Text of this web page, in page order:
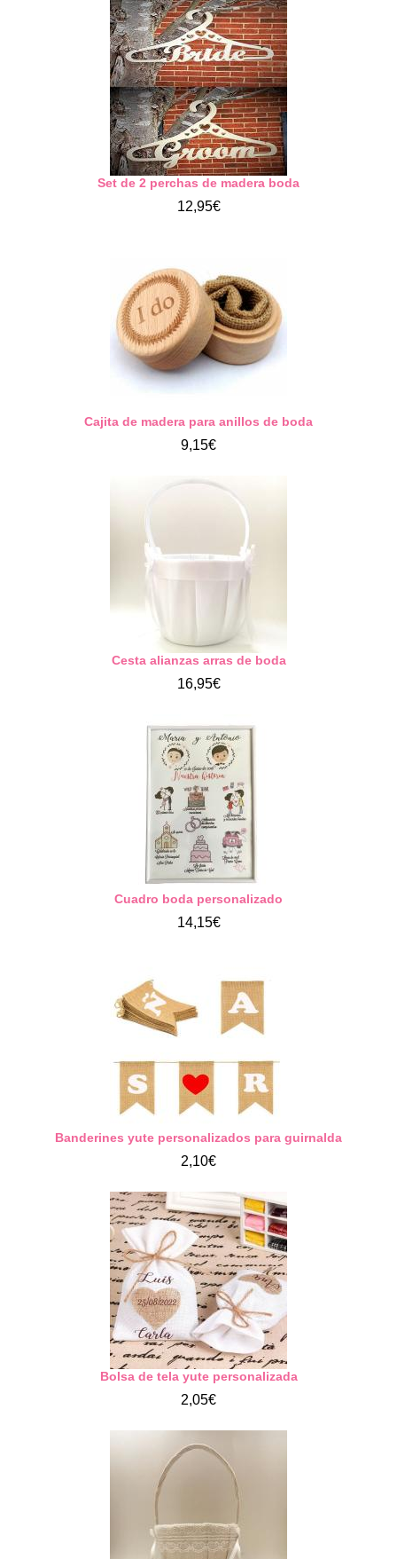
Set de 2 perchas de madera boda
12,95€
Cajita de madera para anillos de boda
9,15€
Cesta alianzas arras de boda
16,95€
Cuadro boda personalizado
14,15€
Banderines yute personalizados para guirnalda
2,10€
Bolsa de tela yute personalizada
2,05€